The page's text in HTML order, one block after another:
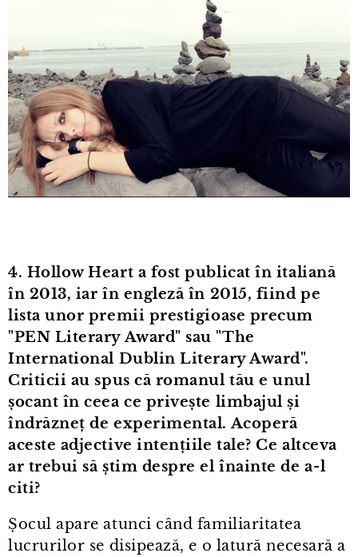
4. Hollow Heart a fost publicat în italiană
în 2013, iar în engleză în 2015, fiind pe
lista unor premii prestigioase precum
"PEN Literary Award" sau "The
International Dublin Literary Award".
Criticii au spus că romanul tău e unul
șocant în ceea ce privește limbajul și
îndrăzneț de experimental. Acoperă
aceste adjective intențiile tale? Ce altceva
ar trebui să știm despre el înainte de a⁠-⁠l
citi?
Șocul apare atunci când familiaritatea
lucrurilor se disipează, e o latură necesară a